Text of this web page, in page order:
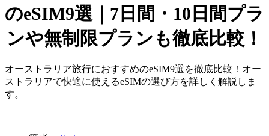
のeSIM9選｜7日間・10日間プラ
ンや無制限プランも徹底比較！
オーストラリア旅行におすすめのeSIM9選を徹底比較！オー
ストラリアで快適に使えるeSIMの選び方を詳しく解説しま
す。